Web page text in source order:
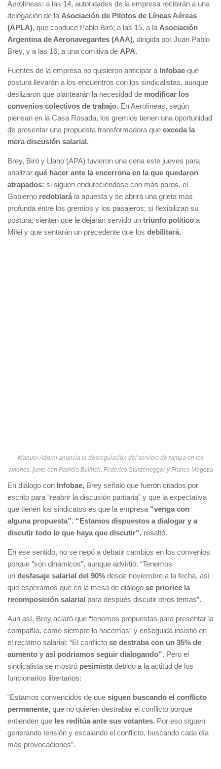
Aerolíneas: a las 14, autoridades de la empresa recibirán a una
delegación de la Asociación de Pilotos de Líneas Aéreas
(APLA), que conduce Pablo Biró; a las 15, a la Asociación
Argentina de Aeronavegantes (AAA), dirigida por Juan Pablo
Brey, y a las 16, a una comitiva de APA.
Fuentes de la empresa no quisieron anticipar a Infobae qué
postura llevarán a los encuentros con los sindicalistas, aunque
deslizaron que plantearán la necesidad de modificar los
convenios colectivos de trabajo. En Aerolíneas, según
piensan en la Casa Rosada, los gremios tienen una oportunidad
de presentar una propuesta transformadora que exceda la
mera discusión salarial.
Brey, Biró y Llano (APA) tuvieron una cena este jueves para
analizar qué hacer ante la encerrona en la que quedaron
atrapados: si siguen endureciéndose con más paros, el
Gobierno redoblará la apuesta y se abrirá una grieta más
profunda entre los gremios y los pasajeros; si flexibilizan su
postura, sienten que le dejarán servido un triunfo político a
Milei y que sentarán un precedente que los debilitará.
Manuel Adorni anuncia la desregulación del servicio de rampa en los
aviones, junto con Patricia Bullrich, Federico Sturzenegger y Franco Mogetta
En diálogo con Infobae, Brey señaló que fueron citados por
escrito para “reabrir la discusión paritaria” y que la expectativa
que tienen los sindicatos es que la empresa “venga con
alguna propuesta”. “Estamos dispuestos a dialogar y a
discutir todo lo que haya que discutir”, resaltó.
En ese sentido, no se negó a debatir cambios en los convenios
porque “son dinámicos”, aunque advirtió: “Tenemos
un desfasaje salarial del 90% desde noviembre a la fecha, así
que esperamos que en la mesa de diálogo se priorice la
recomposición salarial para después discutir otros temas”.
Aun así, Brey aclaró que “tenemos propuestas para presentar la
compañía, como siempre lo hacemos” y enseguida insistió en
el reclamo salarial: “El conflicto se destraba con un 35% de
aumento y así podríamos seguir dialogando”. Pero el
sindicalista se mostró pesimista debido a la actitud de los
funcionarios libertarios:
“Estamos convencidos de que siguen buscando el conflicto
permanente, que no quieren destrabar el conflicto porque
entienden que les reditúa ante sus votantes. Por eso siguen
generando tensión y escalando el conflicto, buscando cada día
más provocaciones”.